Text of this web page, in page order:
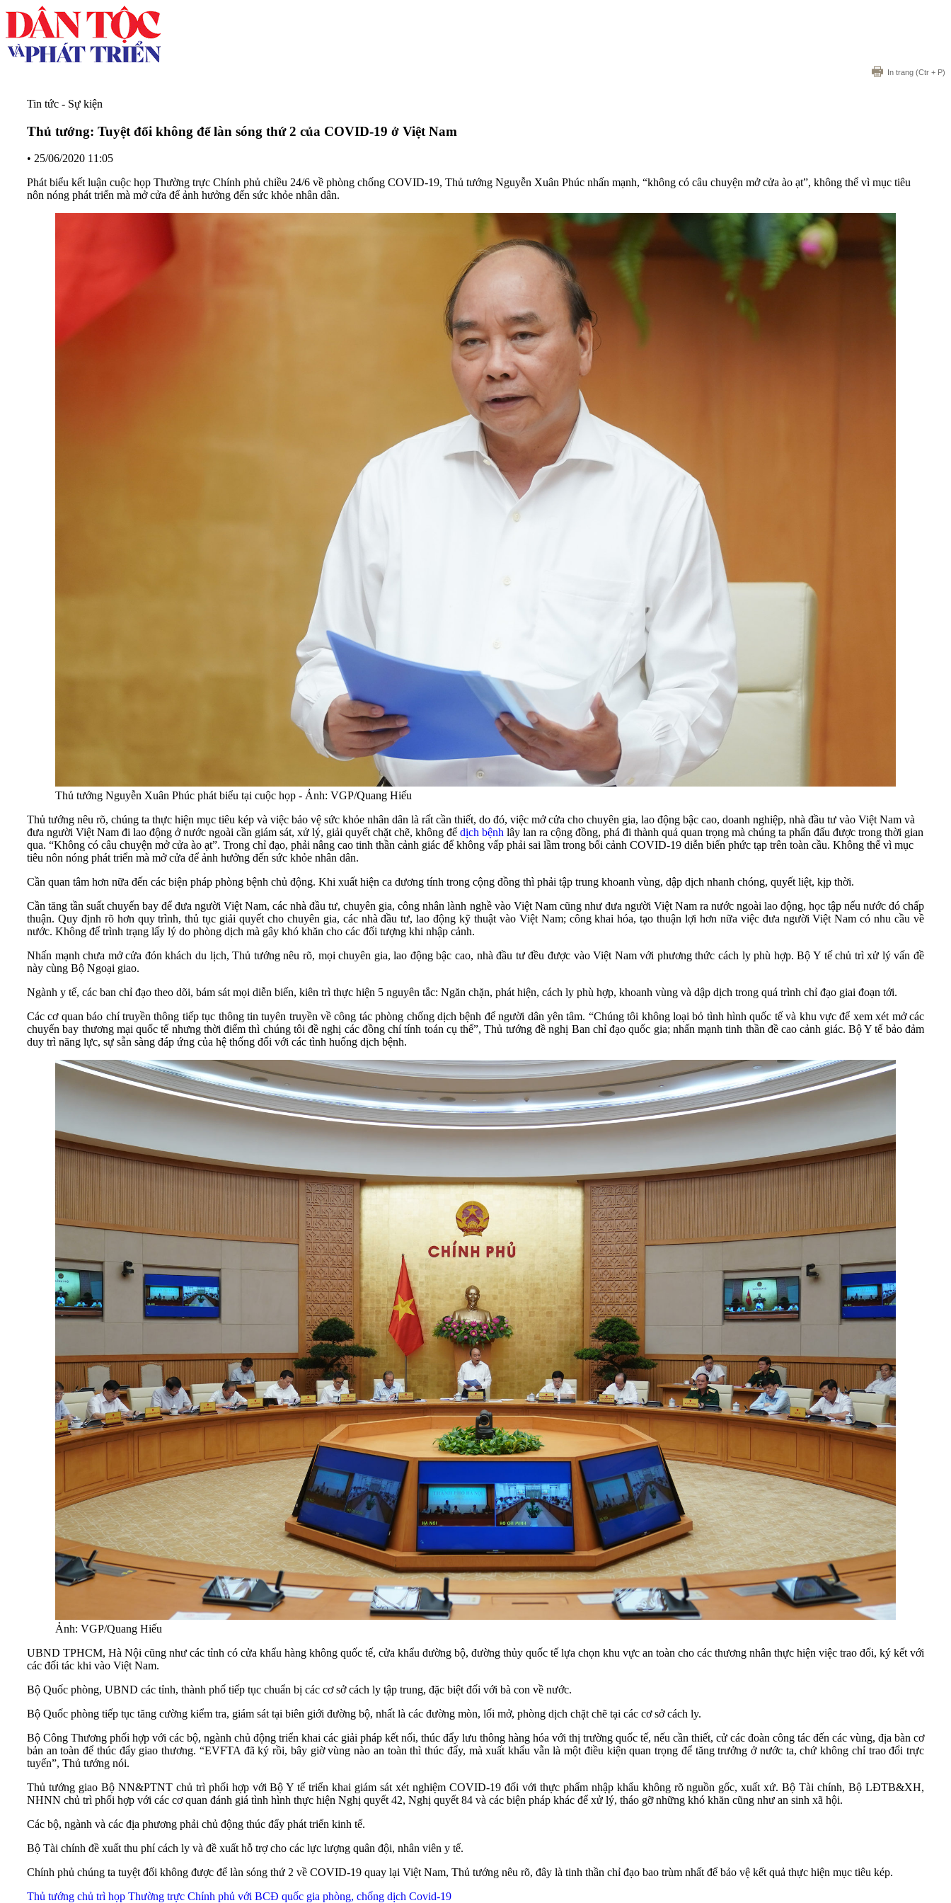
In trang (Ctr + P)
Tin tức - Sự kiện
Thủ tướng: Tuyệt đối không để làn sóng thứ 2 của COVID-19 ở Việt Nam
• 25/06/2020 11:05
Phát biểu kết luận cuộc họp Thường trực Chính phủ chiều 24/6 về phòng chống COVID-19, Thủ tướng Nguyễn Xuân Phúc nhấn mạnh, “không có câu chuyện mở cửa ào ạt”, không thể vì mục tiêu
nôn nóng phát triển mà mở cửa để ảnh hưởng đến sức khỏe nhân dân.
Thủ tướng Nguyễn Xuân Phúc phát biểu tại cuộc họp - Ảnh: VGP/Quang Hiếu
Thủ tướng nêu rõ, chúng ta thực hiện mục tiêu kép và việc bảo vệ sức khỏe nhân dân là rất cần thiết, do đó, việc mở cửa cho chuyên gia, lao động bậc cao, doanh nghiệp, nhà đầu tư vào Việt Nam và
đưa người Việt Nam đi lao động ở nước ngoài cần giám sát, xử lý, giải quyết chặt chẽ, không để dịch bệnh lây lan ra cộng đồng, phá đi thành quả quan trọng mà chúng ta phấn đấu được trong thời gian
qua. “Không có câu chuyện mở cửa ào ạt”. Trong chỉ đạo, phải nâng cao tinh thần cảnh giác để không vấp phải sai lầm trong bối cảnh COVID-19 diễn biến phức tạp trên toàn cầu. Không thể vì mục
tiêu nôn nóng phát triển mà mở cửa để ảnh hưởng đến sức khỏe nhân dân.
Cần quan tâm hơn nữa đến các biện pháp phòng bệnh chủ động. Khi xuất hiện ca dương tính trong cộng đồng thì phải tập trung khoanh vùng, dập dịch nhanh chóng, quyết liệt, kịp thời.
Cần tăng tần suất chuyến bay để đưa người Việt Nam, các nhà đầu tư, chuyên gia, công nhân lành nghề vào Việt Nam cũng như đưa người Việt Nam ra nước ngoài lao động, học tập nếu nước đó chấp
thuận. Quy định rõ hơn quy trình, thủ tục giải quyết cho chuyên gia, các nhà đầu tư, lao động kỹ thuật vào Việt Nam; công khai hóa, tạo thuận lợi hơn nữa việc đưa người Việt Nam có nhu cầu về
nước. Không để trình trạng lấy lý do phòng dịch mà gây khó khăn cho các đối tượng khi nhập cảnh.
Nhấn mạnh chưa mở cửa đón khách du lịch, Thủ tướng nêu rõ, mọi chuyên gia, lao động bậc cao, nhà đầu tư đều được vào Việt Nam với phương thức cách ly phù hợp. Bộ Y tế chủ trì xử lý vấn đề
này cùng Bộ Ngoại giao.
Ngành y tế, các ban chỉ đạo theo dõi, bám sát mọi diễn biến, kiên trì thực hiện 5 nguyên tắc: Ngăn chặn, phát hiện, cách ly phù hợp, khoanh vùng và dập dịch trong quá trình chỉ đạo giai đoạn tới.
Các cơ quan báo chí truyền thông tiếp tục thông tin tuyên truyền về công tác phòng chống dịch bệnh để người dân yên tâm. “Chúng tôi không loại bỏ tình hình quốc tế và khu vực để xem xét mở các
chuyến bay thương mại quốc tế nhưng thời điểm thì chúng tôi đề nghị các đồng chí tính toán cụ thể”, Thủ tướng đề nghị Ban chỉ đạo quốc gia; nhấn mạnh tinh thần đề cao cảnh giác. Bộ Y tế bảo đảm
duy trì năng lực, sự sẵn sàng đáp ứng của hệ thống đối với các tình huống dịch bệnh.
Ảnh: VGP/Quang Hiếu
UBND TPHCM, Hà Nội cũng như các tỉnh có cửa khẩu hàng không quốc tế, cửa khẩu đường bộ, đường thủy quốc tế lựa chọn khu vực an toàn cho các thương nhân thực hiện việc trao đổi, ký kết với
các đối tác khi vào Việt Nam.
Bộ Quốc phòng, UBND các tỉnh, thành phố tiếp tục chuẩn bị các cơ sở cách ly tập trung, đặc biệt đối với bà con về nước.
Bộ Quốc phòng tiếp tục tăng cường kiểm tra, giám sát tại biên giới đường bộ, nhất là các đường mòn, lối mở, phòng dịch chặt chẽ tại các cơ sở cách ly.
Bộ Công Thương phối hợp với các bộ, ngành chủ động triển khai các giải pháp kết nối, thúc đẩy lưu thông hàng hóa với thị trường quốc tế, nếu cần thiết, cử các đoàn công tác đến các vùng, địa bàn cơ
bản an toàn để thúc đẩy giao thương. “EVFTA đã ký rồi, bây giờ vùng nào an toàn thì thúc đẩy, mà xuất khẩu vẫn là một điều kiện quan trọng để tăng trưởng ở nước ta, chứ không chỉ trao đổi trực
tuyến”, Thủ tướng nói.
Thủ tướng giao Bộ NN&PTNT chủ trì phối hợp với Bộ Y tế triển khai giám sát xét nghiệm COVID-19 đối với thực phẩm nhập khẩu không rõ nguồn gốc, xuất xứ. Bộ Tài chính, Bộ LĐTB&XH,
NHNN chủ trì phối hợp với các cơ quan đánh giá tình hình thực hiện Nghị quyết 42, Nghị quyết 84 và các biện pháp khác để xử lý, tháo gỡ những khó khăn cũng như an sinh xã hội.
Các bộ, ngành và các địa phương phải chủ động thúc đẩy phát triển kinh tế.
Bộ Tài chính đề xuất thu phí cách ly và đề xuất hỗ trợ cho các lực lượng quân đội, nhân viên y tế.
Chính phủ chúng ta tuyệt đối không được để làn sóng thứ 2 về COVID-19 quay lại Việt Nam, Thủ tướng nêu rõ, đây là tinh thần chỉ đạo bao trùm nhất để bảo vệ kết quả thực hiện mục tiêu kép.
Thủ tướng chủ trì họp Thường trực Chính phủ với BCĐ quốc gia phòng, chống dịch Covid-19